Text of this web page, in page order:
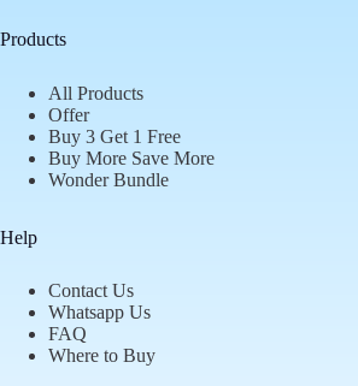
Products
All Products
Offer
Buy 3 Get 1 Free
Buy More Save More
Wonder Bundle
Help
Contact Us
Whatsapp Us
FAQ
Where to Buy